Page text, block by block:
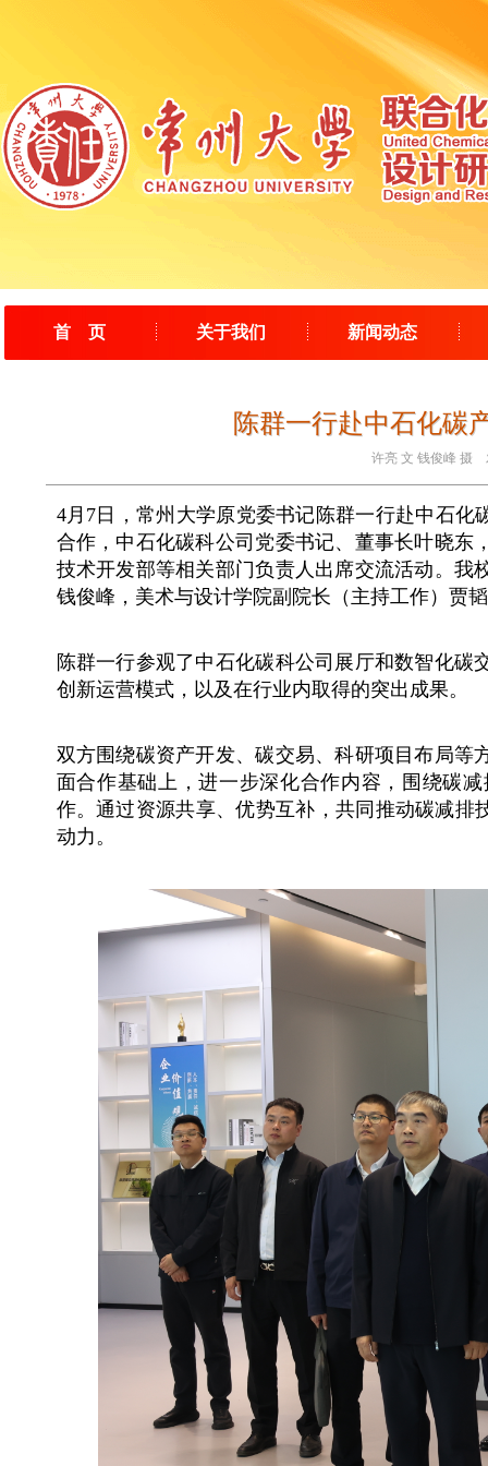
首 页 关于我们 新闻动态
陈群一行赴中石化碳
许亮 文 钱俊峰 摄
4月 7 日，常州大学原党委书记陈群一行赴中石
合作，中石化碳科公司党委书记、董事长叶晓
技术开发部等相关部门负责人出席交流活动。
钱俊峰，美术与设计学院副院长（主持工作）贾
陈群一行参观了中石化碳科公司展厅和数智化
创新运营模式，以及在行业内取得的突出成果。
双方围绕碳资产开发、碳交易、科研项目布局
面合作基础上，进一步深化合作内容，围绕碳
作。通过资源共享、优势互补，共同推动碳减排
动力。